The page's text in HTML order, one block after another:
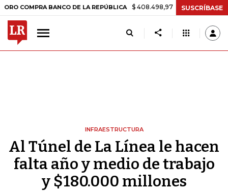
BANCO DE LA REPÚBLICA $ 408.498,97 +$ 8.753,81 +2,19%
SUSCRÍBASE
INFRAESTRUCTURA
Al Túnel de La Línea le hacen
falta año y medio de trabajo
y $180.000 millones